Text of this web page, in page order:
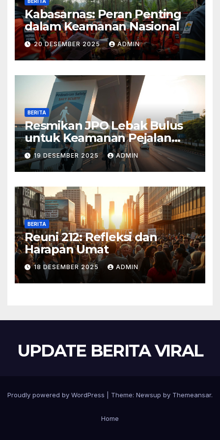
Kabasarnas: Peran Penting
dalam Keamanan Nasional
20 DESEMBER 2025 ADMIN
BERITA
Resmikan JPO Lebak Bulus
untuk Keamanan Pejalan
Kaki
19 DESEMBER 2025 ADMIN
BERITA
Reuni 212: Refleksi dan
Harapan Umat
18 DESEMBER 2025 ADMIN
UPDATE BERITA VIRAL
Proudly powered by WordPress Theme: Newsup by Themeansar.
Home